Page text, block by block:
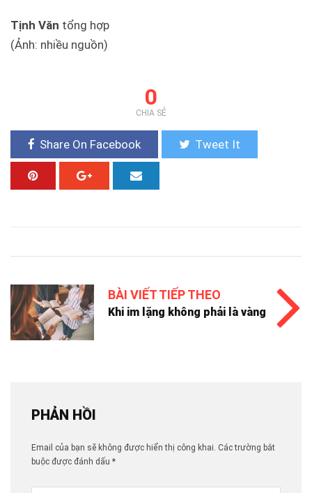
Tịnh Văn tổng hợp
(Ảnh: nhiều nguồn)
0
CHIA SẺ
Share On Facebook Tweet It
BÀI VIẾT TIẾP THEO
Khi im lặng không phải là vàng
PHẢN HỒI
Email của bạn sẽ không được hiển thị công khai. Các trường bắt
buộc được đánh dấu *